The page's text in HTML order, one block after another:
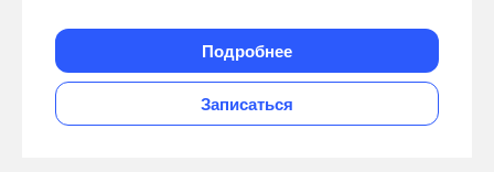
Подробнее
Записаться